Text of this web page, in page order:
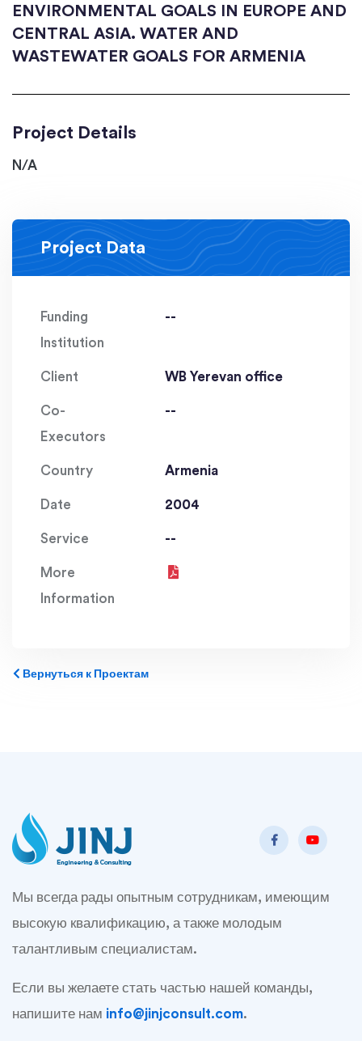
ENVIRONMENTAL GOALS IN EUROPE AND
CENTRAL ASIA. WATER AND
WASTEWATER GOALS FOR ARMENIA
Project Details
N/A
Project Data
Funding
Institution
--
Client WB Yerevan office
Co-
Executors
--
Country Armenia
Date 2004
Service --
More
Information
Вернуться к Проектам
Мы всегда рады опытным сотрудникам, имеющим
высокую квалификацию, а также молодым
талантливым специалистам.
Если вы желаете стать частью нашей команды,
напишите нам info@jinjconsult.com.